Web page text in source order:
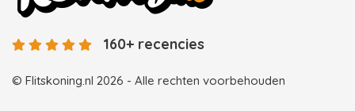
© Flitskoning.nl 2026 - Alle rechten voorbehouden
160+ recencies